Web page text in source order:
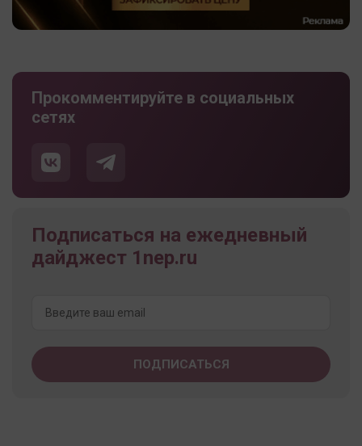
Прокомментируйте в социальных
сетях
Подписаться на ежедневный
дайджест 1nep.ru